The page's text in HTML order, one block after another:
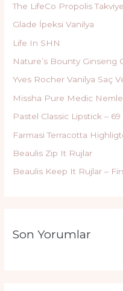
:
The LifeCo Propolis
Glade İpeksi Vanilya
Life In SHN
Nature’s Bounty Ginseng
Yves Rocher Vanilya Saç
Missha Pure Medic
Pastel Classic Lipstick – 69
Farmasi Terracotta
Beaulis Zip It Rujlar
Beaulis Keep It Rujlar –
Son Yorumlar